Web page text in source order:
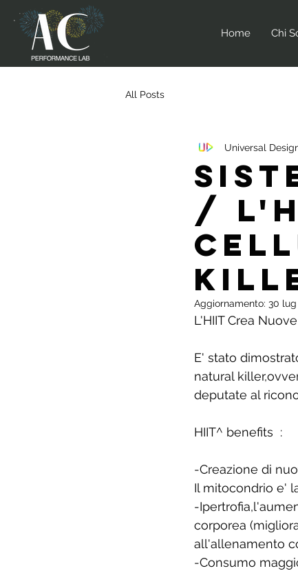
Home Chi
All Posts
/
Universal
Aggiornamento: 30 lug
L'HIIT Crea
E' stato
natural
deputate al
HIIT^ benefits  :
-Creazione di
Il mitocondrio e'
-
corporea
all'allenamento
-Consumo